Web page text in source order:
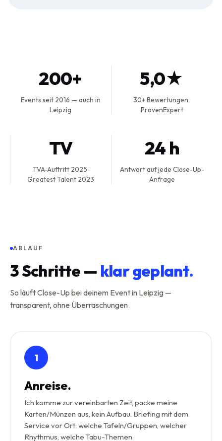
200+
Events seit 2016 — auch in
Leipzig
5,0★
30+ Bewertungen ·
ProvenExpert
TV
TVA-Auftritt 2025 ·
Greatest Talent 2023
24 h
Antwort auf jede Close-Up-
Anfrage
ABLAUF
3Schritte — klar geplant.
So läuft Close-Up bei deinem Event in Leipzig —
transparent, ohne Überraschungen.
1
Anreise.
Ich komme zur vereinbarten Zeit, packe meine
Karten/Münzen aus, kein Aufbau. Briefing mit dem
Service vor Ort: welche Tafeln/Gruppen, welcher
Rhythmus, welche Tabu-Themen.